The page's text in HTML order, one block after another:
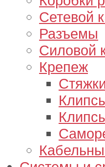
Сетевой
Разъемы
Силовой
Крепеж